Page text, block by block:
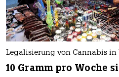
Legalisierung von Cannabis in
10 Gramm pro Woche